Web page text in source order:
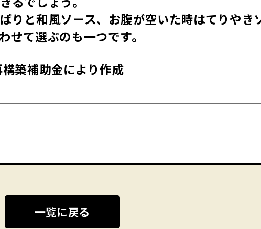
りと和風ソース、お腹が空いた時はてりやき
せて選ぶのも一つです。
築補助金により作成
一覧に戻る